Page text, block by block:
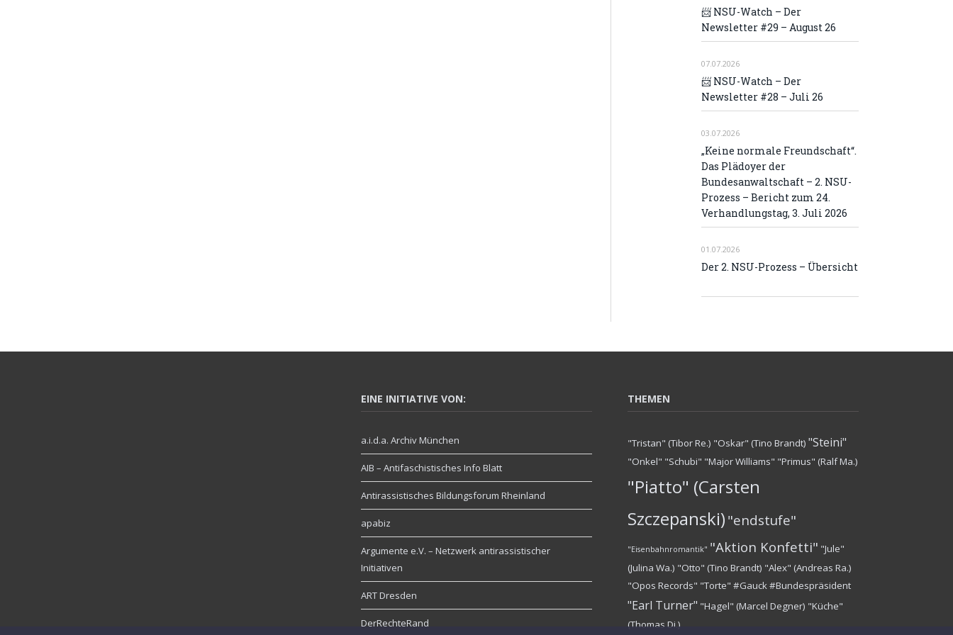
📨 NSU-Watch – Der
Newsletter #29 – August 26
07.07.2026
📨 NSU-Watch – Der
Newsletter #28 – Juli 26
03.07.2026
„Keine normale Freundschaft“.
Das Plädoyer der
Bundesanwaltschaft – 2. NSU-
Prozess – Bericht zum 24.
Verhandlungstag, 3. Juli 2026
01.07.2026
Der 2. NSU-Prozess – Übersicht
EINE INITIATIVE VON:
a.i.d.a. Archiv München
AIB – Antifaschistisches Info Blatt
Antirassistisches Bildungsforum Rheinland
apabiz
Argumente e.V. – Netzwerk antirassistischer
Initiativen
ART Dresden
DerRechteRand
THEMEN
"Tristan" (Tibor Re.) "Oskar" (Tino Brandt) "Steini"
"Onkel" "Schubi" "Major Williams" "Primus" (Ralf Ma.)
"Piatto" (Carsten
Szczepanski) "endstufe"
"Eisenbahnromantik" "Aktion Konfetti" "Jule"
(Julina Wa.) "Otto" (Tino Brandt) "Alex" (Andreas Ra.)
"Opos Records" "Torte" #Gauck #Bundespräsident
"Earl Turner" "Hagel" (Marcel Degner) "Küche"
(Thomas Di.)